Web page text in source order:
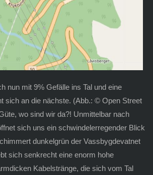
nun mit 9% Gefälle ins Tal und eine
sich an die nächste. (Abb.: © Open Street
wo sind wir da?! Unmittelbar nach
sich uns ein schwindelerregender Blick
dunkelgrün der Vassbygdevatnet
sich senkrecht eine enorm hohe
Kabelstränge, die sich vom Tal